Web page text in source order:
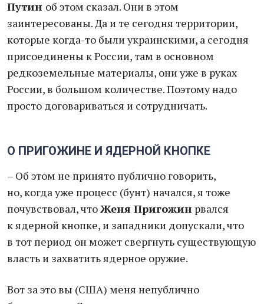
Путин об этом сказал. Они в этом
заинтересованы. Да и те сегодня территории,
которые когда-то были украинскими, а сегодня
присоединены к России, там в основном
редкоземельные материалы, они уже в руках
России, в большом количестве. Поэтому надо
просто договариваться и сотрудничать.
О ПРИГОЖИНЕ И ЯДЕРНОЙ КНОПКЕ
– Об этом не принято публично говорить,
но, когда уже процесс (бунт) начался, я тоже
почувствовал, чтоЖеня Пригожин рвался
к ядерной кнопке, и западники допускали, что
в тот период он может свергнуть существующую
власть и захватить ядерное оружие.
Вот за это вы (США) меня непублично